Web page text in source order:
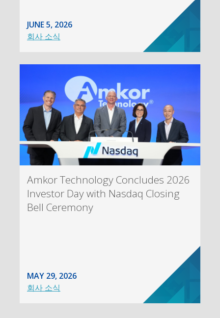
JUNE 5, 2026
회사 소식
Amkor Technology Concludes 2026
Investor Day with Nasdaq Closing
Bell Ceremony
MAY 29, 2026
회사 소식